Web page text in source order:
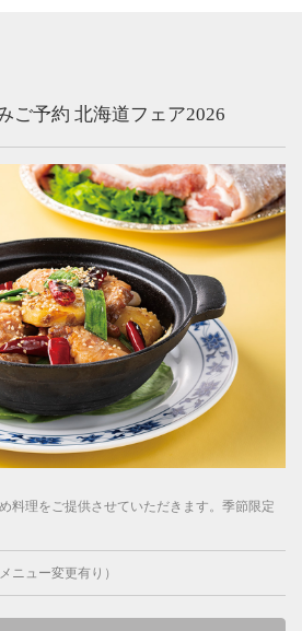
ご予約 北海道フェア2026
料理をご提供させていただきます。季節限定
ニュー変更有り）